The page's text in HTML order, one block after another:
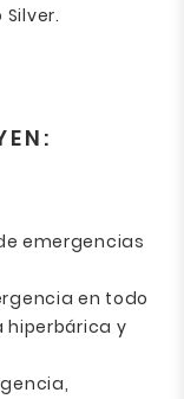
emergencias
en todo
hiperbárica y